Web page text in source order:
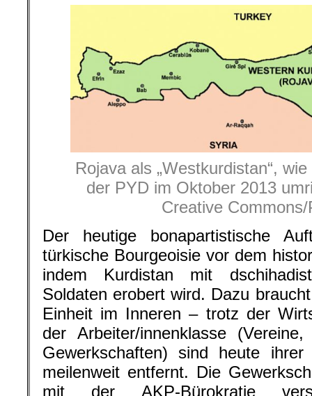
Rojava als „Westkurdistan“,
der PYD im Oktober 2013
Creative Commons/
Der heutige bonapartistische
türkische Bourgeoisie vor dem
indem Kurdistan mit
Soldaten erobert wird. Dazu
Einheit im Inneren – trotz der
der Arbeiter/innenklasse
Gewerkschaften) sind heute ihrer
meilenweit entfernt. Die
mit der AKP-Bürokratie